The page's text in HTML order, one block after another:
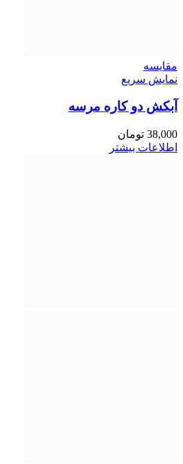
مقايسه
نمایش سریع
آبکش دو کاره مرسه
38,000 تومان
اطلاعات بیشتر